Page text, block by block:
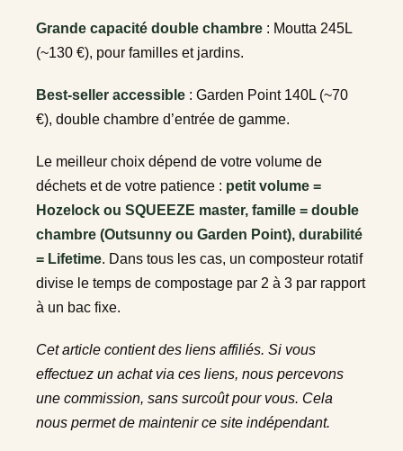
Grande capacité double chambre : Moutta 245L
(~130 €), pour familles et jardins.
Best-seller accessible : Garden Point 140L (~70
€), double chambre d’entrée de gamme.
Le meilleur choix dépend de votre volume de
déchets et de votre patience : petit volume =
Hozelock ou SQUEEZE master, famille = double
chambre (Outsunny ou Garden Point), durabilité
= Lifetime. Dans tous les cas, un composteur rotatif
divise le temps de compostage par 2 à 3 par rapport
à un bac fixe.
Cet article contient des liens affiliés. Si vous
effectuez un achat via ces liens, nous percevons
une commission, sans surcoût pour vous. Cela
nous permet de maintenir ce site indépendant.